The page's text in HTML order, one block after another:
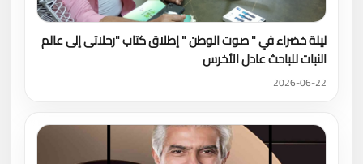
ليلة خضراء في " صوت الوطن " إطلاق كتاب "رحلاتى إلى عالم
النبات للباحث عادل الأخرس
2026-06-22